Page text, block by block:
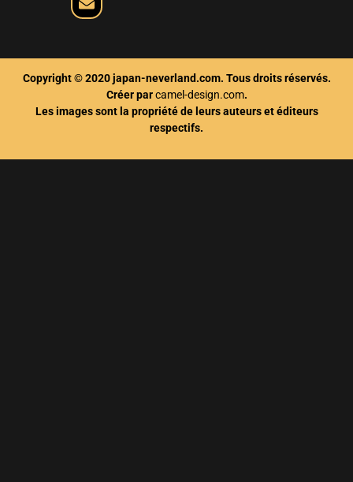
Copyright © 2020 japan-neverland.com. Tous droits réservés.
Créer parcamel-design.com.
Les images sont la propriété de leurs auteurs et éditeurs
respectifs.